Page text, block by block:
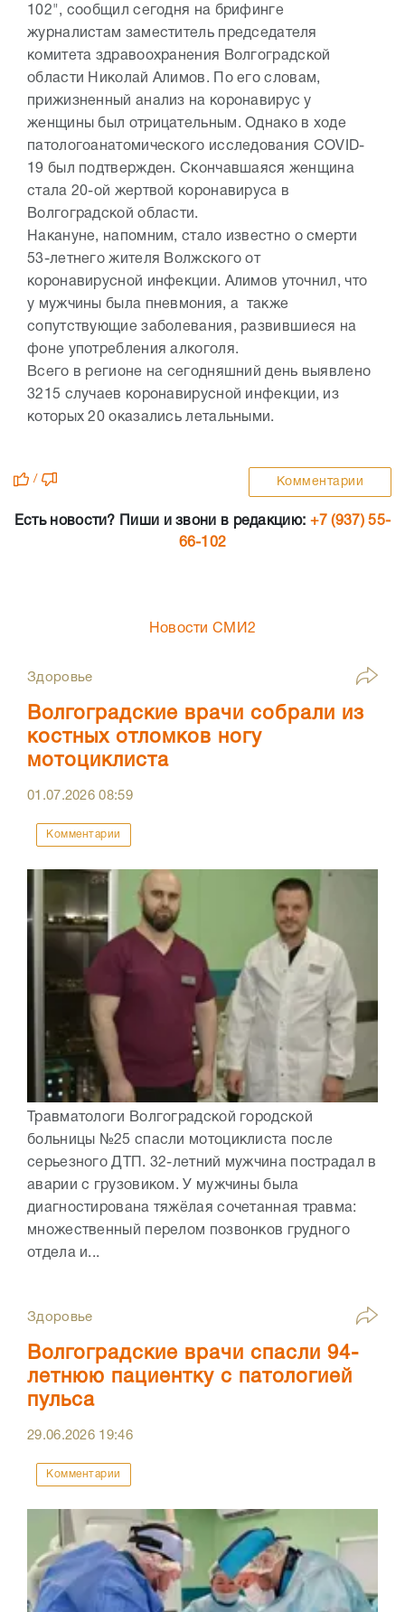
102", сообщил сегодня на брифинге
журналистам заместитель председателя
комитета здравоохранения Волгоградской
области Николай Алимов. По его словам,
прижизненный анализ на коронавирус у
женщины был отрицательным. Однако в ходе
патологоанатомического исследования COVID-
19 был подтвержден. Скончавшаяся женщина
стала 20-ой жертвой коронавируса в
Волгоградской области.
Накануне, напомним, стало известно о смерти
53-летнего жителя Волжского от
коронавирусной инфекции. Алимов уточнил, что
у мужчины была пневмония, а также
сопутствующие заболевания, развившиеся на
фоне употребления алкоголя.
Всего в регионе на сегодняшний день выявлено
3215 случаев коронавирусной инфекции, из
которых 20 оказались летальными.
/ Комментарии
Есть новости? Пиши и звони в редакцию: +7 (937) 55-
66-102
Новости СМИ2
Здоровье
Волгоградские врачи собрали из
костных отломков ногу
мотоциклиста
01.07.202608:59
Комментарии
Травматологи Волгоградской городской
больницы №25 спасли мотоциклиста после
серьезного ДТП. 32-летний мужчина пострадал в
аварии с грузовиком. У мужчины была
диагностирована тяжёлая сочетанная травма:
множественный перелом позвонков грудного
отдела и...
Здоровье
Волгоградские врачи спасли 94-
летнюю пациентку с патологией
пульса
29.06.2026 19:46
Комментарии